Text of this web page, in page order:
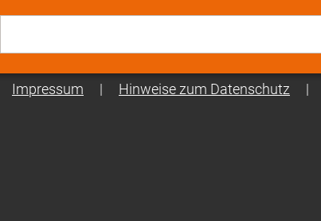
Impressum | Hinweise zum Datenschutz |